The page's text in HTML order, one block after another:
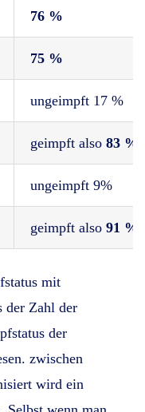
76 %
75 %
ungeimpft 17 %
geimpft also 83 %
ungeimpft 9%
geimpft also 91 %
mit
der Zahl der
der
zwischen
wird ein